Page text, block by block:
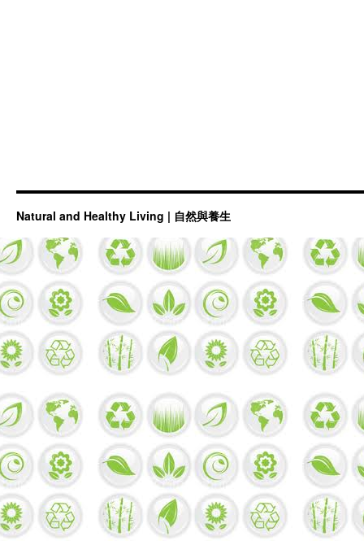
Natural and Healthy Living | 自然與養生